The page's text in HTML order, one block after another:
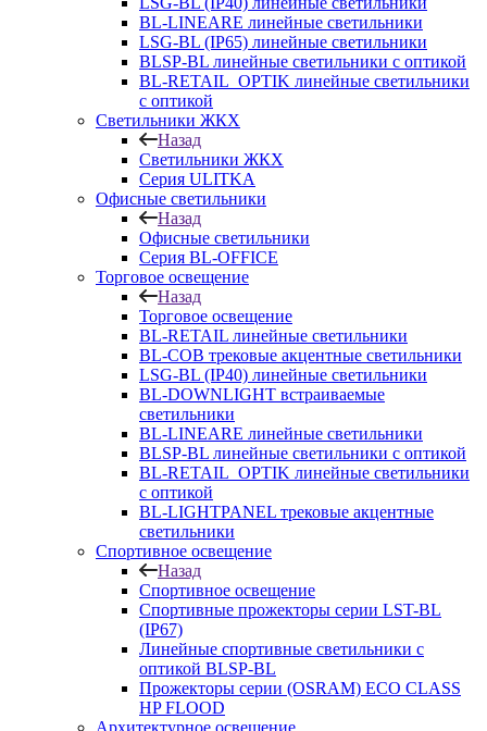
BL-LINEARE линейные светильники
LSG-BL (IP65) линейные светильники
BLSP-BL линейные светильники с оптикой
BL-RETAIL_OPTIK линейные светильники
с оптикой
Светильники ЖКХ
Назад
Светильники ЖКХ
Серия ULITKA
Офисные светильники
Назад
Офисные светильники
Серия BL-OFFICE
Торговое освещение
Назад
Торговое освещение
BL-RETAIL линейные светильники
BL-COB трековые акцентные светильники
LSG-BL (IP40) линейные светильники
BL-DOWNLIGHT встраиваемые
светильники
BL-LINEARE линейные светильники
BLSP-BL линейные светильники с оптикой
BL-RETAIL_OPTIK линейные светильники
с оптикой
BL-LIGHTPANEL трековые акцентные
светильники
Спортивное освещение
Назад
Спортивное освещение
Спортивные прожекторы серии LST-BL
(IP67)
Линейные спортивные светильники с
оптикой BLSP-BL
Прожекторы серии (OSRAM) ECO CLASS
HP FLOOD
Архитектурное освещение